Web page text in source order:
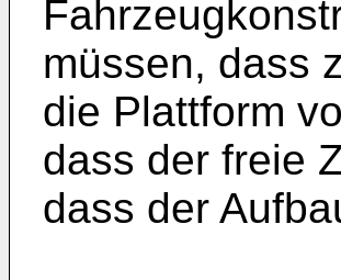
müssen, dass
die Plattform
dass der freie
dass der